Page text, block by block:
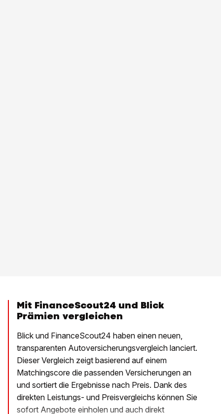
Mit FinanceScout24 und Blick
Prämien vergleichen
Blick und FinanceScout24 haben einen neuen,
transparenten Autoversicherungsvergleich lanciert.
Dieser Vergleich zeigt basierend auf einem
Matchingscore die passenden Versicherungen an
und sortiert die Ergebnisse nach Preis. Dank des
direkten Leistungs- und Preisvergleichs können Sie
sofort Angebote einholen und auch direkt